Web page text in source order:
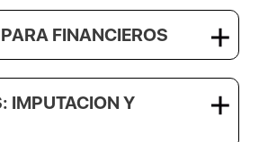
FINANCIEROS
IMPUTACION Y